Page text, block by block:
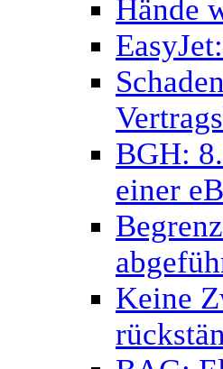
Hände
BGH:
einer
Keine